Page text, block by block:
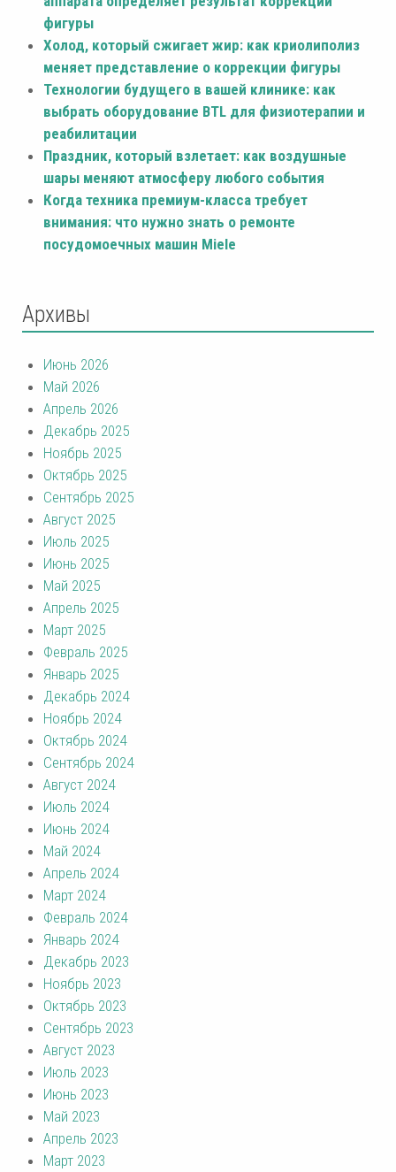
фигуры
Холод, который сжигает жир: как криолиполиз
меняет представление о коррекции фигуры
Технологии будущего в вашей клинике: как
выбрать оборудование BTL для физиотерапии и
реабилитации
Праздник, который взлетает: как воздушные
шары меняют атмосферу любого события
Когда техника премиум-класса требует
внимания: что нужно знать о ремонте
посудомоечных машин Miele
Архивы
Июнь 2026
Май 2026
Апрель 2026
Декабрь 2025
Ноябрь 2025
Октябрь 2025
Сентябрь 2025
Август 2025
Июль 2025
Июнь 2025
Май 2025
Апрель 2025
Март 2025
Февраль 2025
Январь 2025
Декабрь 2024
Ноябрь 2024
Октябрь 2024
Сентябрь 2024
Август 2024
Июль 2024
Июнь 2024
Май 2024
Апрель 2024
Март 2024
Февраль 2024
Январь 2024
Декабрь 2023
Ноябрь 2023
Октябрь 2023
Сентябрь 2023
Август 2023
Июль 2023
Июнь 2023
Май 2023
Апрель 2023
Март 2023